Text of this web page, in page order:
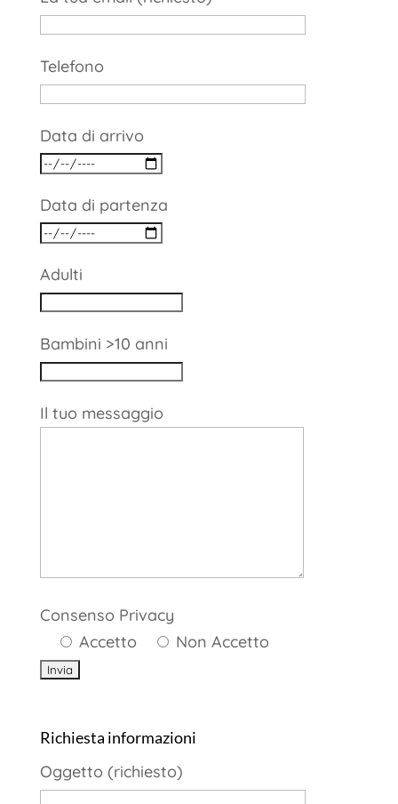
Telefono
Data di arrivo
Data di partenza
Adulti
Bambini >10 anni
Il tuo messaggio
Consenso Privacy
Accetto
Non Accetto
Richiesta informazioni
Oggetto (richiesto)